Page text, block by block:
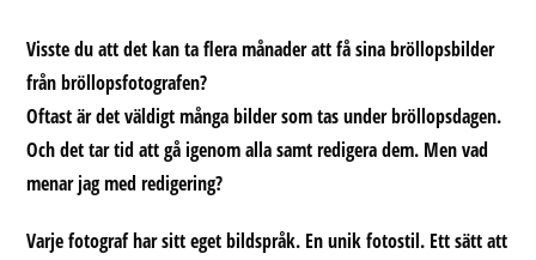
Visste du att det kan ta flera månader att få sina bröllopsbilder
från bröllopsfotografen?
Oftast är det väldigt många bilder som tas under bröllopsdagen.
Och det tar tid att gå igenom alla samt redigera dem. Men vad
menar jag med redigering?
Varje fotograf har sitt eget bildspråk. En unik fotostil. Ett sätt att